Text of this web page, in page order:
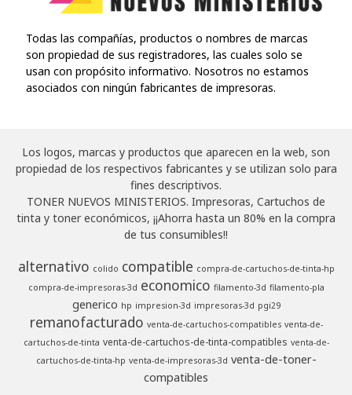
Todas las compañías, productos o nombres de marcas
son propiedad de sus registradores, las cuales solo se
usan con propósito informativo. Nosotros no estamos
asociados con ningún fabricantes de impresoras.
Los logos, marcas y productos que aparecen en la web, son
propiedad de los respectivos fabricantes y se utilizan solo para
fines descriptivos.
TONER NUEVOS MINISTERIOS. Impresoras, Cartuchos de
tinta y toner económicos, ¡¡Ahorra hasta un 80% en la compra
de tus consumibles!!
alternativo colido compatible compra-de-cartuchos-de-tinta-hp
compra-de-impresoras-3d economico filamento-3d filamento-pla
generico hp impresion-3d impresoras-3d pgi29
remanofacturado venta-de-cartuchos-compatibles venta-de-
cartuchos-de-tinta venta-de-cartuchos-de-tinta-compatibles venta-de-
cartuchos-de-tinta-hp venta-de-impresoras-3d venta-de-toner-
compatibles